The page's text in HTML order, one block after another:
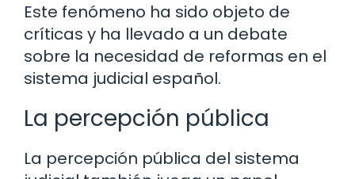
Este fenómeno ha sido objeto de
críticas y ha llevado a un debate
sobre la necesidad de reformas en el
sistema judicial español.
La percepción pública
La percepción pública del sistema